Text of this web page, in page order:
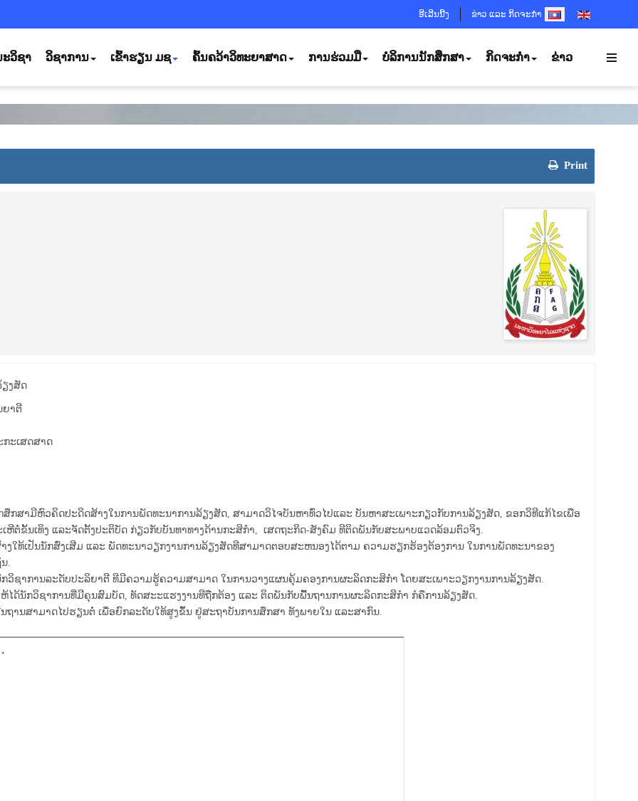
ອີເລີນນີ້ງ ຂ່າວ ແລະ ກິດຈະກຳSELECT YOUR
ວິຊາ ວິຊາການ ເຂົ້າຮຽນ ມຊ ຄົ້ນຄວ້າວິທະຍາສາດ ການຮ່ວມມື ບໍລິການນັກສຶກສາ ກິດຈະກຳ ຂ່າວ
Print
ງສັດ
ຍາຕີ
ກະເສດສາດ
ສຶກສາມີຫົວຄິດປະດິດສ້າງໃນການພັດທະນາການລ້ຽງສັດ, ສາມາດວິໄຈບັນຫາທົ່ວໄປແລະ ບັນຫາສະເພາະກຽວກັບການລ້ຽງສັດ, ຂອກວິທີແກ້ໄຂເພືອ
ເຫີຕໍ່ຂັ້ນເທິງ ແລະຈັດຕັ້ງປະຕິບັດ ກ່ຽວກັບບັນທາທາງດ້ານກະສິກຳ, ເສດຖະກິດ-ສັງຄົມ ທີຕິດພັນກັບສະພາບແວດລ້ອມຕົວຈິງ.
າງໃທ້ເປັນນັກສົ່ງເສີມ ແລະ ພັດທະນາວຽກງານການລ້ຽງສັດທີສາມາດຕອບສະຫນອງໄດ້ຕາມ ຄວາມຮຽກຮ້ອງຕ້ອງການ ໃນການພັດທະນາຂອງ
.
ກວິຊາການລະດັບປະລິຍາຕີ ທີມີຄວາມຮູ້ຄວາມສາມາດ ໃນການວາງແຜນຄຸ້ມຄອງການຜະລິດກະສິກຳ ໂດຍສະເພາະວຽກງານການລ້ຽງສັດ.
ຫ້ໄດ້ນັກວິຊາການທີ່ມີຄຸນສົມບັດ, ທັດສະະແຮງງານທີຖືກຕ້ອງ ແລະ ຕິດພັນກັບພື້ນຖານການຜະລິດກະສິກຳ ກໍຄືການລ້ຽງສັດ.
ນຖານສາມາດໄປຮຽນຕໍ່ ເພື່ອຍົກລະດັບໃທ້ສູງຂຶ້ນ ຢູ່ສະຖາບັນການສຶກສາ ທັງພາຍໃນ ແລະສາກົນ.